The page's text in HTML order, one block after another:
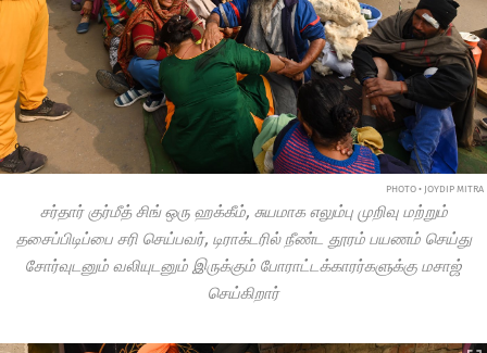
PHOTO • JOYDIP MITRA
சர்தார் குர்மீத் சிங் ஒரு ஹக்கீம், சுயமாக எலும்பு முறிவு மற்றும்
தசைப்பிடிப்பை சரி செய்பவர், டிராக்டரில் நீண்ட தூரம் பயணம் செய்து
சோர்வுடனும் வலியுடனும் இருக்கும் போராட்டக்காரர்களுக்கு மசாஜ்
செய்கிறார்